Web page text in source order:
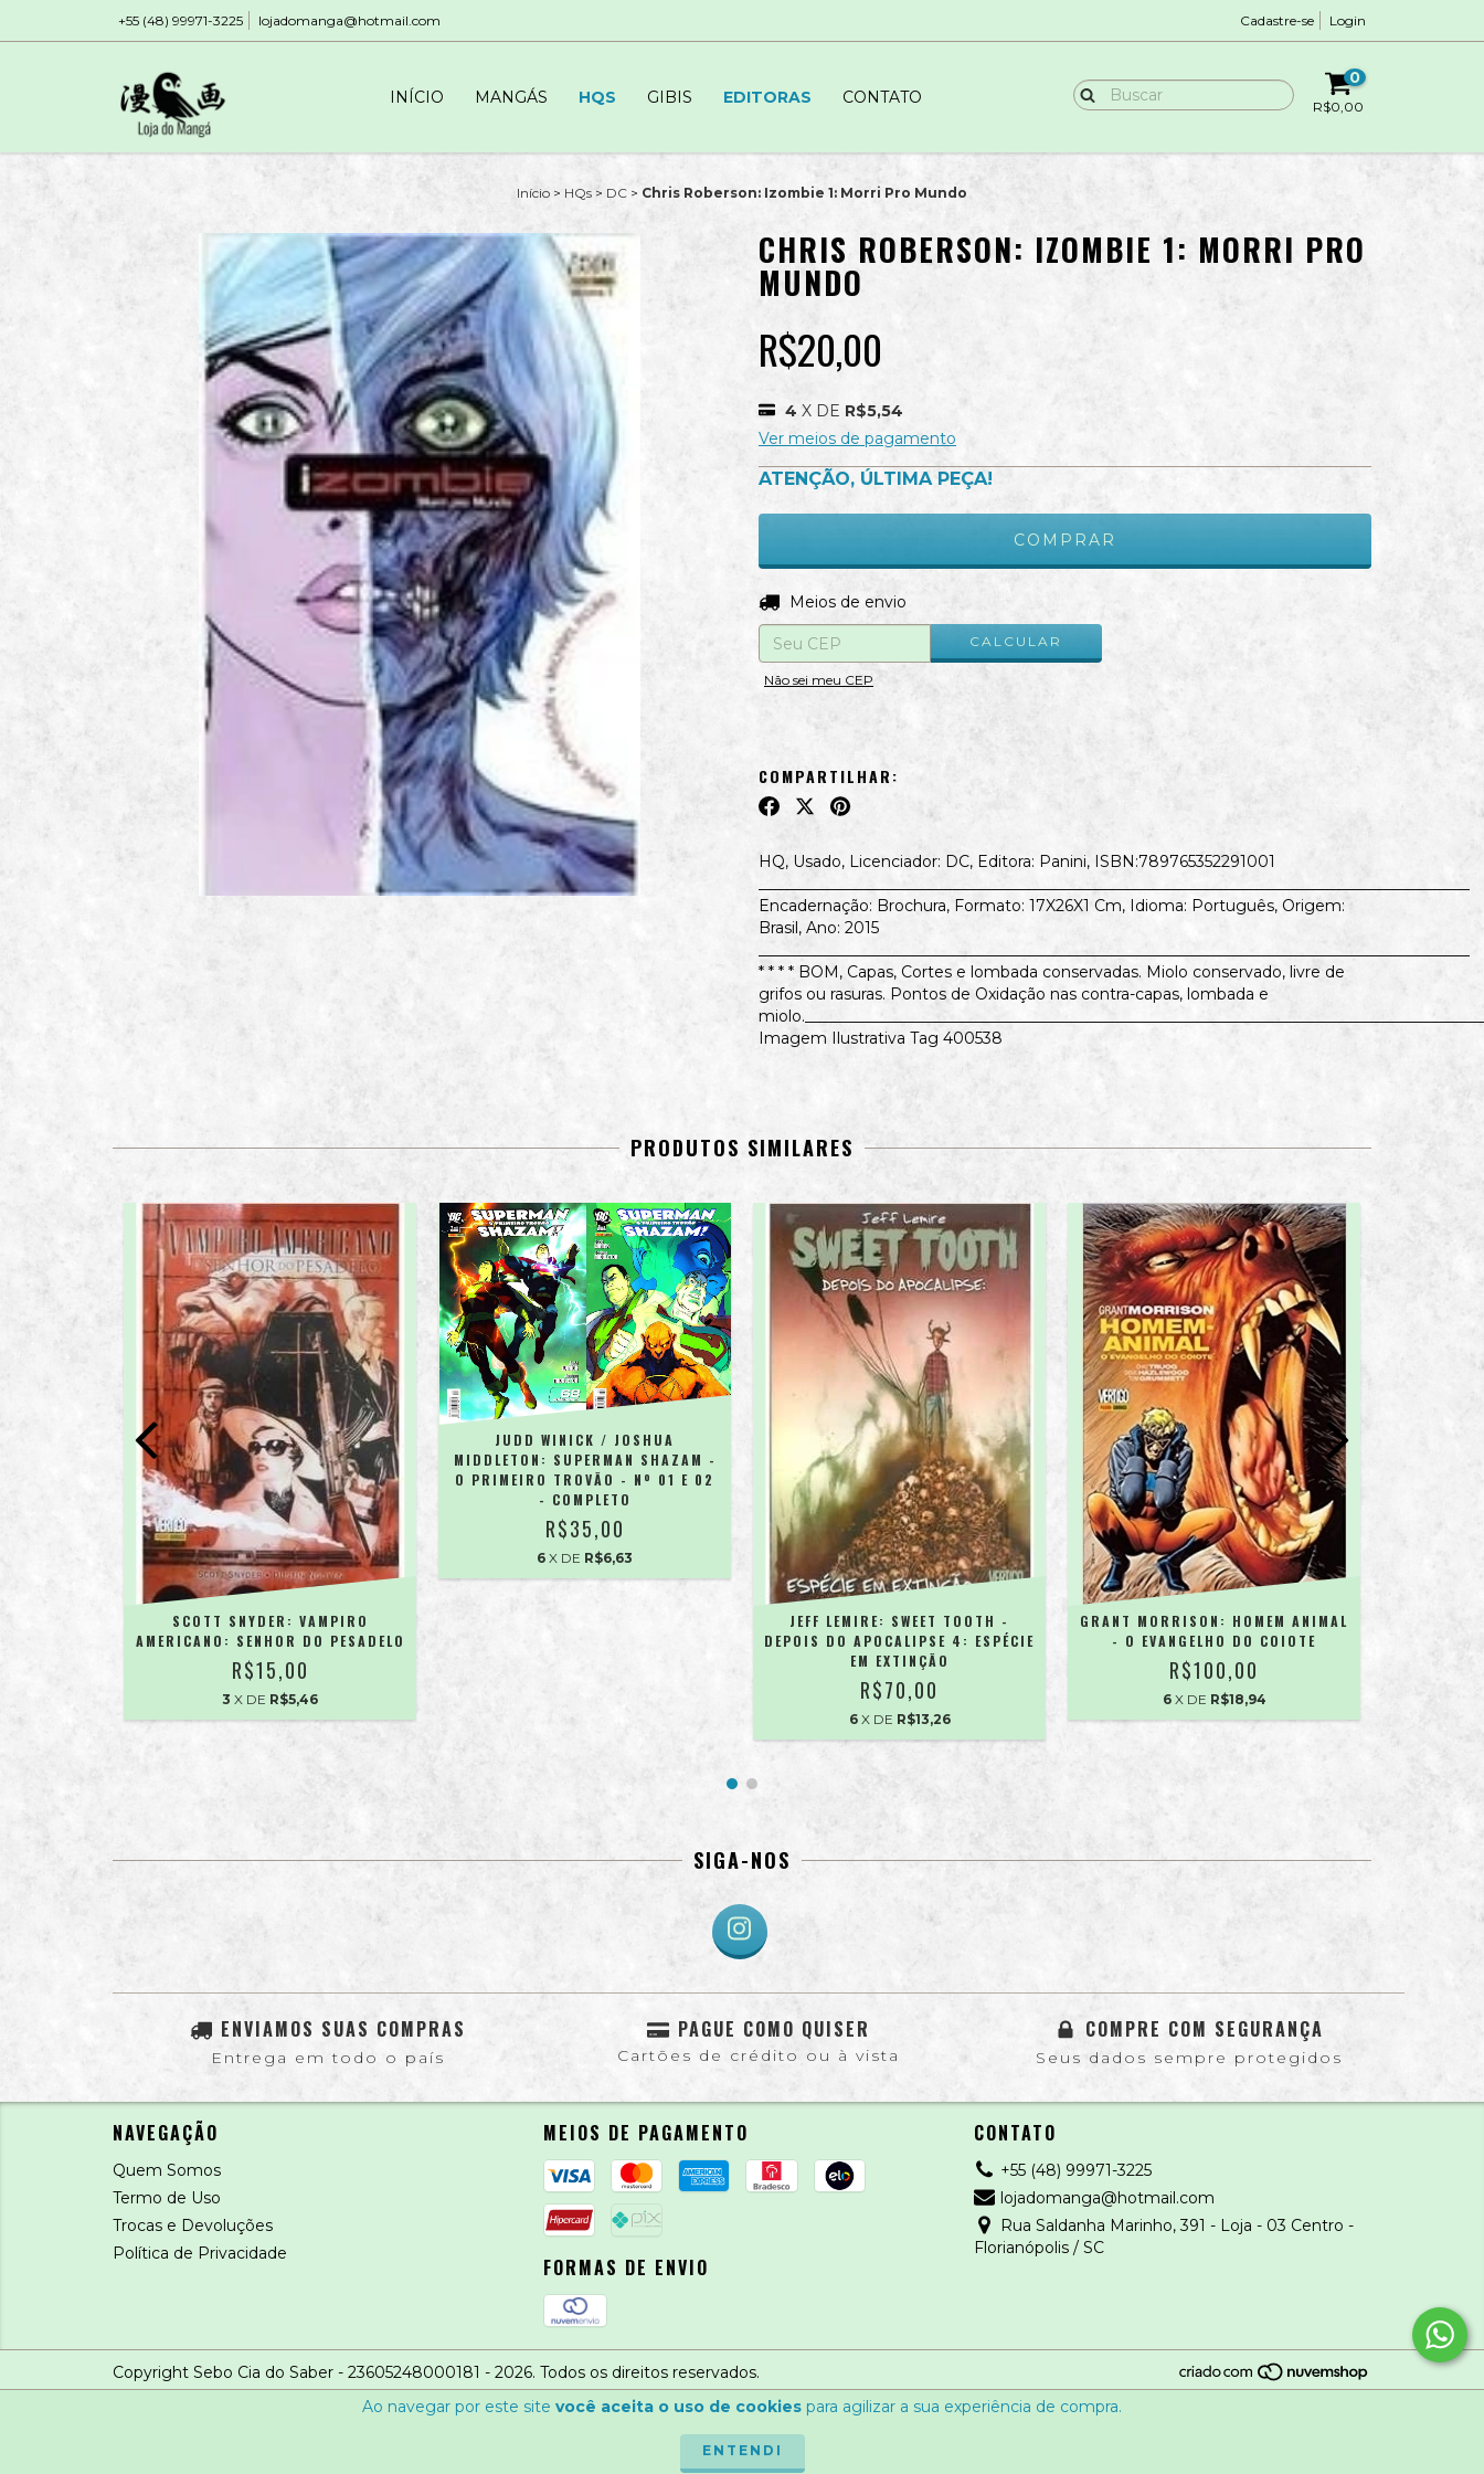
Ao navegar por este site você aceita o uso de cookies para agilizar a sua experiência de compra.
ENTENDI
+55 (48) 99971-3225 lojadomanga@hotmail.com Cadastre-se Login
INÍCIO MANGÁS HQS GIBIS EDITORAS CONTATO
0
R$0,00
Início > HQs > DC > Chris Roberson: Izombie 1: Morri Pro Mundo
CHRIS ROBERSON: IZOMBIE 1: MORRI PRO
MUNDO
R$20,00
4 X DE R$5,54
Ver meios de pagamento
ATENÇÃO, ÚLTIMA PEÇA!
Entregas para o CEP:
Meios de envio
CALCULAR
Não sei meu CEP
COMPARTILHAR:
HQ, Usado, Licenciador: DC, Editora: Panini, ISBN:789765352291001
Encadernação: Brochura, Formato: 17X26X1 Cm, Idioma: Português, Origem:
Brasil, Ano: 2015
* * * * BOM, Capas, Cortes e lombada conservadas. Miolo conservado, livre de
grifos ou rasuras. Pontos de Oxidação nas contra-capas, lombada e
Imagem Ilustrativa Tag 400538
PRODUTOS SIMILARES
SCOTT SNYDER: VAMPIRO
AMERICANO: SENHOR DO PESADELO
R$15,00
3 X DE R$5,46
JUDD WINICK / JOSHUA
MIDDLETON: SUPERMAN SHAZAM -
O PRIMEIRO TROVÃO - Nº 01 E 02
- COMPLETO
R$35,00
6 X DE R$6,63
JEFF LEMIRE: SWEET TOOTH -
DEPOIS DO APOCALIPSE 4: ESPÉCIE
EM EXTINÇÃO
R$70,00
6 X DE R$13,26
GRANT MORRISON: HOMEM ANIMAL
- O EVANGELHO DO COIOTE
R$100,00
6 X DE R$18,94
SIGA-NOS
ENVIAMOS SUAS COMPRAS
Entrega em todo o país
PAGUE COMO QUISER
Cartões de crédito ou à vista
COMPRE COM SEGURANÇA
Seus dados sempre protegidos
NAVEGAÇÃO
Quem Somos
Termo de Uso
Trocas e Devoluções
Política de Privacidade
MEIOS DE PAGAMENTO
FORMAS DE ENVIO
CONTATO
+55 (48) 99971-3225
lojadomanga@hotmail.com
Rua Saldanha Marinho, 391 - Loja - 03 Centro -
Florianópolis / SC
Copyright Sebo Cia do Saber - 23605248000181 - 2026. Todos os direitos reservados.